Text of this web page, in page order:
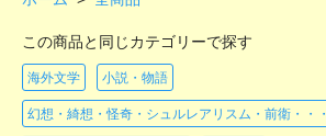
この商品と同じカテゴリーで探す
海外文学 小説・物語
幻想・綺想・怪奇・シュルレアリスム・前衛・・・